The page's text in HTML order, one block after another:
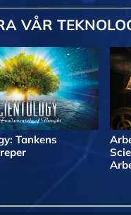
VÅR
Tankens